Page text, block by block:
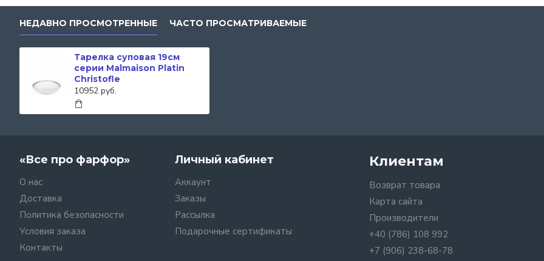
НЕДАВНО ПРОСМОТРЕННЫЕ ЧАСТО ПРОСМАТРИВАЕМЫЕ
Тарелка суповая 19см
серии Malmaison Platin
Christofle
10952 руб.
«Все про фарфор»
О нас
Доставка
Политика безопасности
Условия заказа
Контакты
Личный кабинет
Аккаунт
Заказы
Рассылка
Подарочные сертификаты
Клиентам
Возврат товара
Карта сайта
Производители
+40 (786) 108 992
+7 (906) 238-68-78